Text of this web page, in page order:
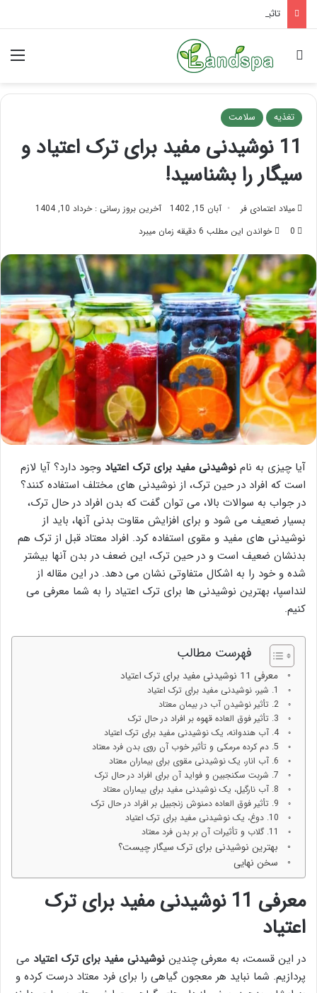
تاثیر ماساژ بر افسردگی؛ با ماساژ درمانی افسردگی را درمان کنید!
جستجو برای
تغذیه سلامت
11 نوشیدنی مفید برای ترک اعتیاد و
سیگار را بشناسید!
میلاد اعتمادی فر آبان 15, 1402
آخرین بروز رسانی : خرداد 10, 1404
0
خواندن این مطلب 6 دقیقه زمان میبرد
آیا چیزی به نام نوشیدنی مفید برای ترک اعتیاد وجود دارد؟ آیا لازم
است که افراد در حین ترک، از نوشیدنی های مختلف استفاده کنند؟
در جواب به سوالات بالا، می توان گفت که بدن افراد در حال ترک،
بسیار ضعیف می شود و برای افزایش مقاوت بدنی آنها، باید از
نوشیدنی های مفید و مقوی استفاده کرد. افراد معتاد قبل از ترک هم
بدنشان ضعیف است و در حین ترک، این ضعف در بدن آنها بیشتر
شده و خود را به اشکال متفاوتی نشان می دهد. در این مقاله از
لنداسپا، بهترین نوشیدنی ها برای ترک اعتیاد را به شما معرفی می
کنیم.
فهرست مطالب
معرفی 11 نوشیدنی مفید برای ترک اعتیاد
1. شیر، نوشیدنی مفید برای ترک اعتیاد
2. تأثیر نوشیدن آب در بیمان معتاد
3. تأثیر فوق العاده قهوه بر افراد در حال ترک
4. آب هندوانه، یک نوشیدنی مفید برای ترک اعتیاد
5. دم کرده مرمکی و تأثیر خوب آن روی بدن فرد معتاد
6. آب انار، یک نوشیدنی مقوی برای بیماران معتاد
7. شربت سکنجبین و فواید آن برای افراد در حال ترک
8. آب نارگیل، یک نوشیدنی مفید برای بیماران معتاد
9. تأثیر فوق العاده دمنوش زنجبیل بر افراد در حال ترک
10. دوغ، یک نوشیدنی مفید برای ترک اعتیاد
11. گلاب و تأثیرات آن بر بدن فرد معتاد
بهترین نوشیدنی برای ترک سیگار چیست؟
سخن نهایی
معرفی 11 نوشیدنی مفید برای ترک
اعتیاد
در این قسمت، به معرفی چندین نوشیدنی مفید برای ترک اعتیاد می
پردازیم. شما نباید هر معجون گیاهی را برای فرد معتاد درست کرده و